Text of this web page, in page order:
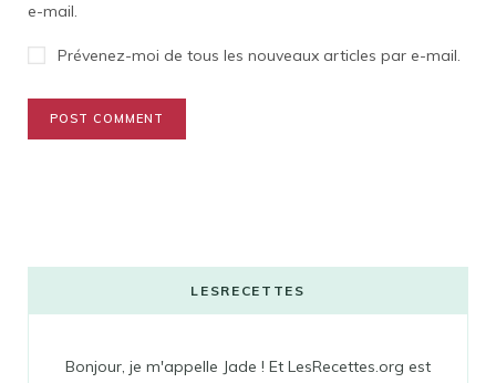
e-mail.
Prévenez-moi de tous les nouveaux articles par e-mail.
LESRECETTES
Bonjour, je m'appelle Jade ! Et LesRecettes.org est